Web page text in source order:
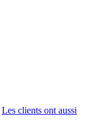
Les clients ont aussi